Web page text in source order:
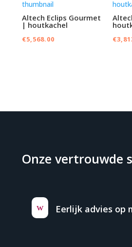
Altech Eclips Gourmet
| houtkachel
€5,568.00 €
Onze vertrouwde
w Eerlijk advies op